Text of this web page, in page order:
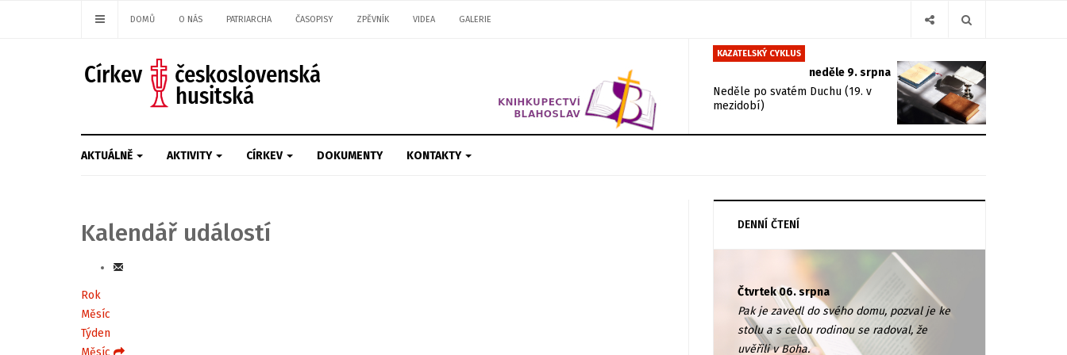
DOMŮ O NÁS PATRIARCHA ČASOPISY ZPĚVNÍK VIDEA GALERIE
KAZATELSKÝ CYKLUS
neděle 9. srpna
Neděle po svatém Duchu (19. v
mezidobí)
AKTUÁLNĚ AKTIVITY CÍRKEV DOKUMENTY KONTAKTY
Kalendář událostí
Rok
Měsíc
Týden
Měsíc
DENNÍ ČTENÍ
Čtvrtek 06. srpna
Pak je zavedl do svého domu, pozval je ke
stolu a s celou rodinou se radoval, že
uvěřili v Boha.